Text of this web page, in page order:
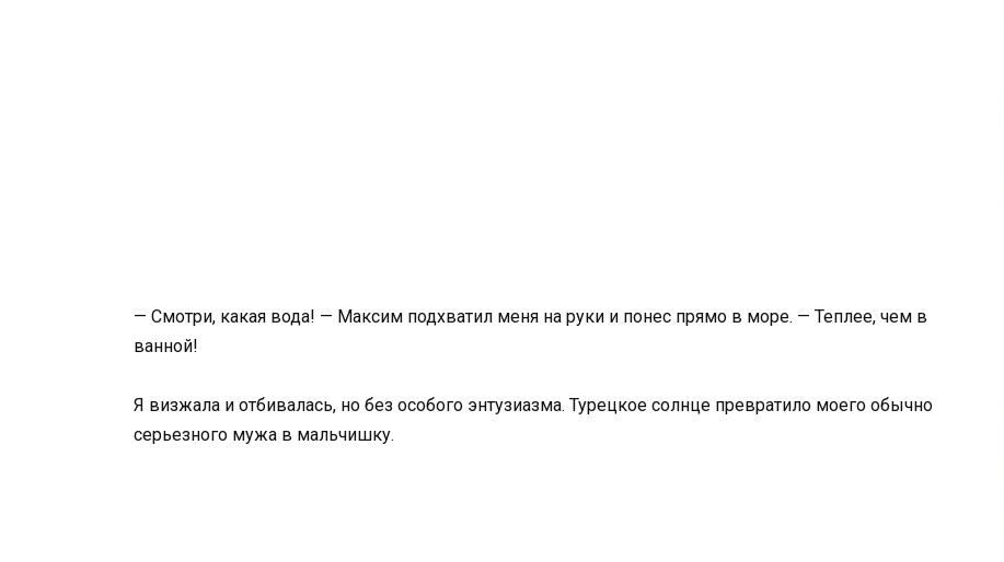
— Смотри, какая вода! — Максим подхватил меня на руки и понес прямо в море. — Теплее, чем в
ванной!
Я визжала и отбивалась, но без особого энтузиазма. Турецкое солнце превратило моего обычно
серьезного мужа в мальчишку.